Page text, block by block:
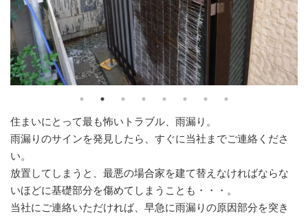
住まいにとって最も怖いトラブル、雨漏り。
雨漏りのサインを発見したら、すぐに当社までご連絡くださ
い。
放置してしまうと、最悪の場合家を建て替えなければならな
いほどに基礎部分を傷めてしまうことも・・・。
当社にご連絡いただければ、早急に雨漏りの原因部分を突き